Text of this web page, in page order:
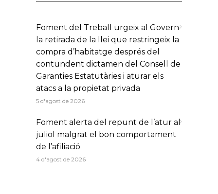
Foment del Treball urgeix al Govern
la retirada de la llei que restringeix la
compra d’habitatge després del
contundent dictamen del Consell de
Garanties Estatutàries i aturar els
atacs a la propietat privada
5 d'agost de 2026
Foment alerta del repunt de l’atur al
juliol malgrat el bon comportament
de l’afiliació
4 d'agost de 2026